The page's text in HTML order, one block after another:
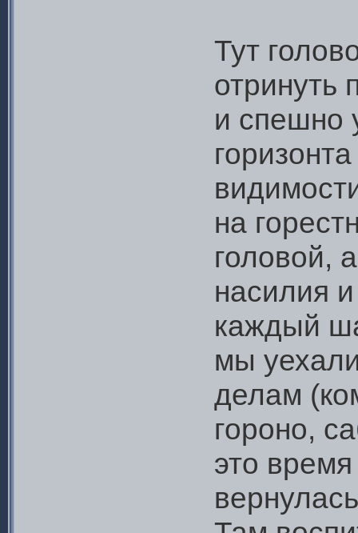
Тут
отринуть
и спешно
на
головой,
насилия
каждый
мы
делам
гороно,
это